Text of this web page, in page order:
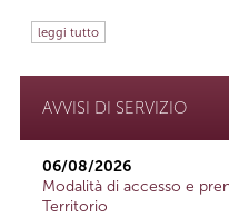
leggi tutto
AVVISI DI SERVIZIO
06/08/2026
Modalità di accesso e
Territorio